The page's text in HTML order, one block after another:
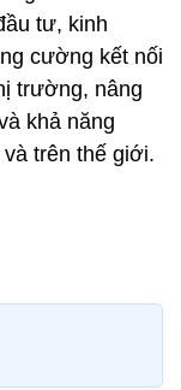
tư, kinh
cường kết nối
trường, nâng
khả năng
trên thế giới.